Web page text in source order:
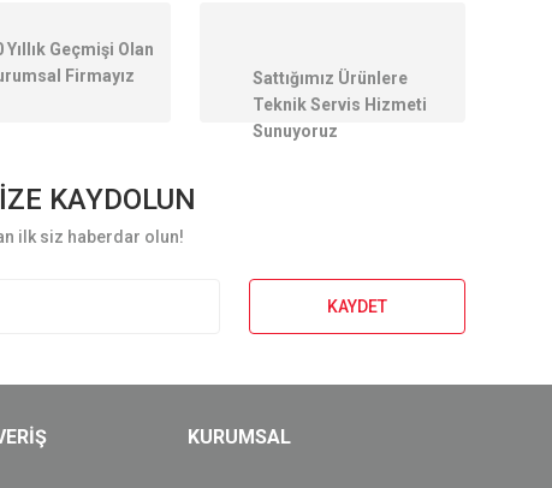
Yıllık Geçmişi Olan
Firmayız
Sattığımız Ürünlere
Teknik Servis Hizmeti
Sunuyoruz
KAYDOLUN
ilk siz haberdar olun!
KAYDET
KURUMSAL